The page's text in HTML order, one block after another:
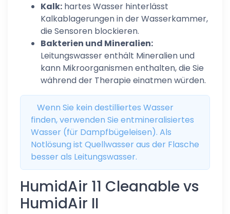
Kalk: hartes Wasser hinterlässt
Kalkablagerungen in der Wasserkammer,
die Sensoren blockieren.
Bakterien und Mineralien:
Leitungswasser enthält Mineralien und
kann Mikroorganismen enthalten, die Sie
während der Therapie einatmen würden.
Wenn Sie kein destilliertes Wasser
finden, verwenden Sie entmineralisiertes
Wasser (für Dampfbügeleisen). Als
Notlösung ist Quellwasser aus der Flasche
besser als Leitungswasser.
HumidAir 11 Cleanable vs
HumidAir II